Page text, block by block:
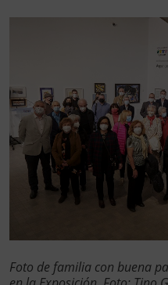
Foto de familia con buena